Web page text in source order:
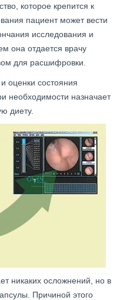
которое крепится к
пациент может вести
исследования и
она отдается врачу
для расшифровки.
оценки состояния
необходимости назначает
диету.
никаких осложнений, но в
Причиной этого